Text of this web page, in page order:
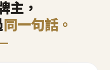
主，
同一句話。